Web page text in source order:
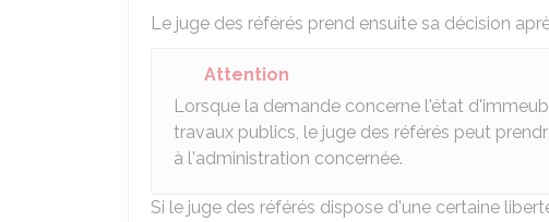
Le juge des référés prend ensuite sa décision
Attention
Lorsque la demande concerne l'état
travaux publics, le juge des référés peut
à l'administration concernée.
Si le juge des référés dispose d'une certaine